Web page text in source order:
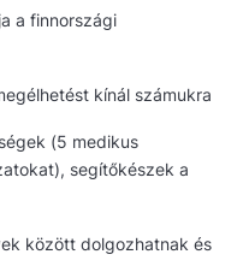
a finnországi
kínál számukra
(5 medikus
segítőkészek a
között dolgozhatnak és